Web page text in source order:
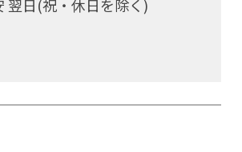
翌日(祝・休日を除く)